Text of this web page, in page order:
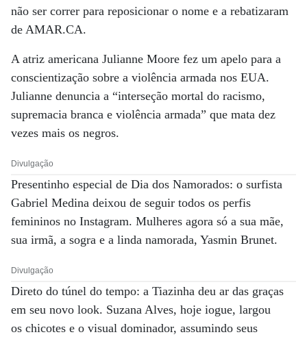
não ser correr para reposicionar o nome e a rebatizaram
de AMAR.CA.
A atriz americana Julianne Moore fez um apelo para a
conscientização sobre a violência armada nos EUA.
Julianne denuncia a “interseção mortal do racismo,
supremacia branca e violência armada” que mata dez
vezes mais os negros.
Divulgação
Presentinho especial de Dia dos Namorados: o surfista
Gabriel Medina deixou de seguir todos os perfis
femininos no Instagram. Mulheres agora só a sua mãe,
sua irmã, a sogra e a linda namorada, Yasmin Brunet.
Divulgação
Direto do túnel do tempo: a Tiazinha deu ar das graças
em seu novo look. Suzana Alves, hoje iogue, largou
os chicotes e o visual dominador, assumindo seus